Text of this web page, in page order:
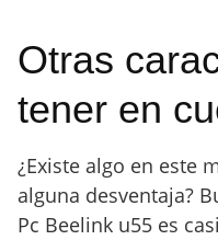
Otras
tener en
¿Existe algo en este
alguna desventaja?
Pc Beelink u55 es